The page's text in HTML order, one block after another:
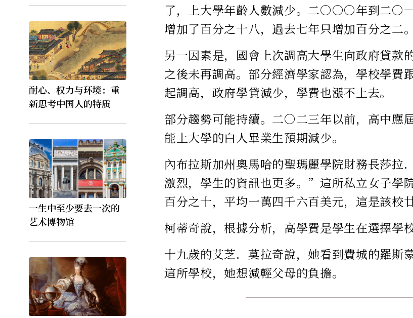
耐心、权力与环境：重
新思考中国人的特质
一生中至少要去一次的
艺术博物馆
了，上大學年齡人數減少。二○○○年到二○
增加了百分之十八，過去七年只增加百分之二。
另一因素是，國會上次調高大學生向政府貸款
之後未再調高。部分經濟學家認為，學校學費
起調高，政府學貸減少，學費也漲不上去。
部分趨勢可能持續。二○二三年以前，高中應
能上大學的白人畢業生預期減少。
內布拉斯加州奧馬哈的聖瑪麗學院財務長莎
激烈，學生的資訊也更多。”這所私立女子學
百分之十，平均一萬四千六百美元，這是該校
柯蒂奇說，根據分析，高學費是學生在選擇學
十九歲的艾芝．莫拉奇說，她看到費城的羅斯
這所學校，她想減輕父母的負擔。